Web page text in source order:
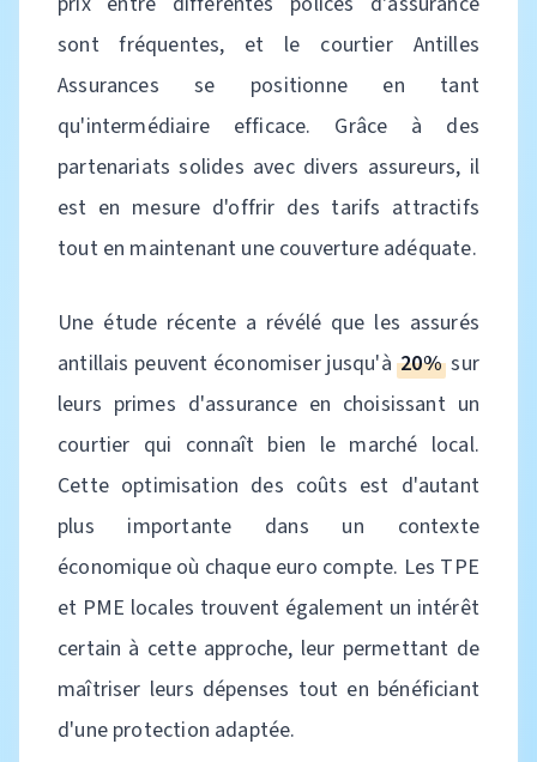
sont fréquentes, et le courtier Antilles
Assurances se positionne en tant
qu'intermédiaire efficace. Grâce à des
partenariats solides avec divers assureurs, il
est en mesure d'offrir des tarifs attractifs
tout en maintenant une couverture adéquate.
Une étude récente a révélé que les assurés
antillais peuvent économiser jusqu'à20%sur
leurs primes d'assurance en choisissant un
courtier qui connaît bien le marché local.
Cette optimisation des coûts est d'autant
plus importante dans un contexte
économique où chaque euro compte. Les TPE
et PME locales trouvent également un intérêt
certain à cette approche, leur permettant de
maîtriser leurs dépenses tout en bénéficiant
d'une protection adaptée.